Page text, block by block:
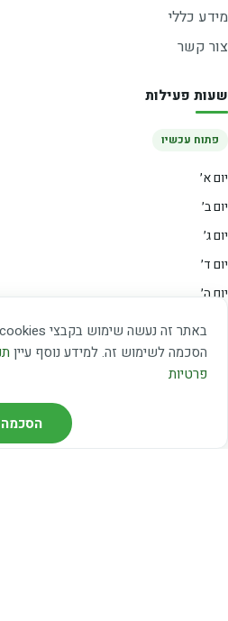
הסכמה לשימוש זה. למידע נוסף עיין
פרטיות
הסכמה
מידע כללי
צור קשר
שעות פעילות
פתוח עכשיו
יום א׳
יום ב׳
יום ג׳
יום ד׳
יום ה׳
יום ו׳
שבת